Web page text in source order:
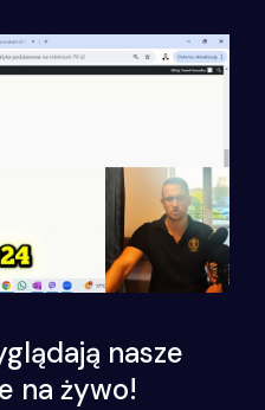
nasze
na żywo!